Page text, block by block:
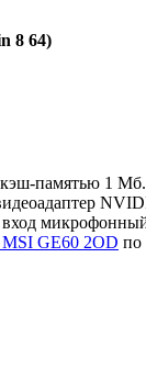
8 64)
кэш-памятью 1
MSI GE60 2OD по